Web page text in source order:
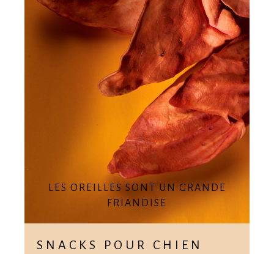
LES OREILLES SONT UN GRANDE
FRIANDISE
SNACKS POUR CHIEN